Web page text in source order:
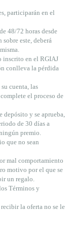
participarán en el
48/72 horas desde
este, deberá
inscrito en el RGIAJ
conlleva la pérdida
cuenta, las
el proceso de
depósito y se aprueba,
de 30 días a
premio.
que no sean
mal comportamiento
motivo por el que se
un regalo.
Términos y
la oferta no se le